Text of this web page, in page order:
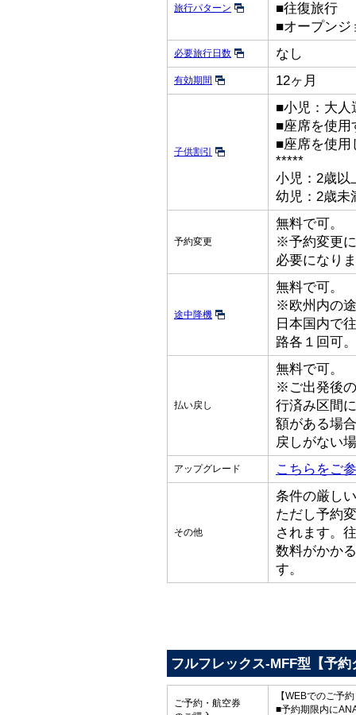
旅行パターン
■往復旅行
■オープンジ
必要旅行日数 なし
有効期間 12ヶ月
子供割引
■小児：大人
■座席を使用
■座席を使用
*****
小児：2歳以
幼児：2歳未
予約変更
無料で可。
※予約変更
必要になり
途中降機
無料で可。
※欧州内の
日本国内で
路各１回可。
払い戻し
無料で可。
※ご出発後
行済み区間
額がある場
戻しがない
アップグレード こちらをご
その他
条件の厳し
ただし予約
されます。
数料がかか
す。
フルフレックス-MFF型【予約
ご予約・航空券
【WEBでのご予
■予約期限内に